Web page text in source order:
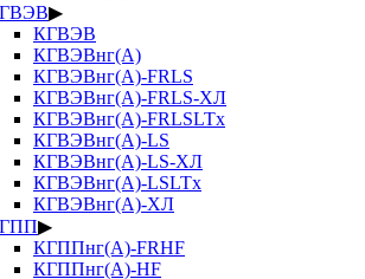
▶
КГВЭВ
КГВЭВнг(А)
КГВЭВнг(А)-FRLS
КГВЭВнг(А)-FRLS-ХЛ
КГВЭВнг(А)-FRLSLTx
КГВЭВнг(А)-LS
КГВЭВнг(А)-LS-ХЛ
КГВЭВнг(А)-LSLTx
КГВЭВнг(А)-ХЛ
▶
КГППнг(А)-FRHF
КГППнг(А)-HF